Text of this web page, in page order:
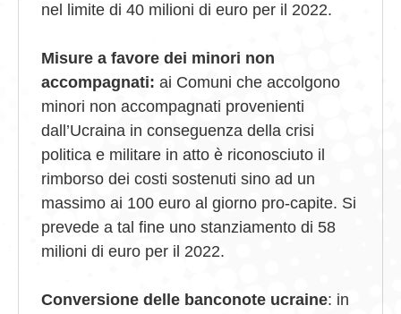
nel limite di 40 milioni di euro per il 2022.
Misure a favore dei minori non
accompagnati: ai Comuni che accolgono
minori non accompagnati provenienti
dall’Ucraina in conseguenza della crisi
politica e militare in atto è riconosciuto il
rimborso dei costi sostenuti sino ad un
massimo ai 100 euro al giorno pro-capite. Si
prevede a tal fine uno stanziamento di 58
milioni di euro per il 2022.
Conversione delle banconote ucraine: in